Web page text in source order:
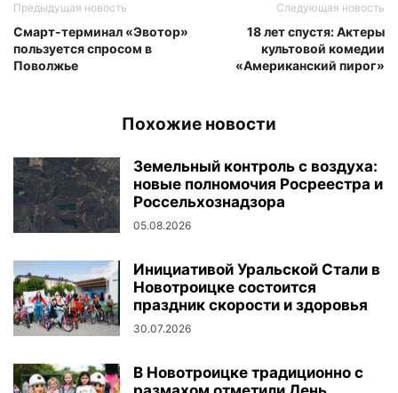
Предыдущая новость
Смарт-терминал «Эвотор»
пользуется спросом в
Поволжье
Следующая новость
18 лет спустя: Актеры
культовой комедии
«Американский пирог»
Похожие новости
Земельный контроль с воздуха:
новые полномочия Росреестра и
Россельхознадзора
05.08.2026
Инициативой Уральской Стали в
Новотроицке состоится
праздник скорости и здоровья
30.07.2026
В Новотроицке традиционно с